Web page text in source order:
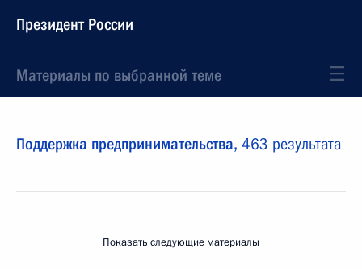
Президент России
Материалы по выбранной теме
Поддержка предпринимательства, 463 результата
Показать следующие материалы